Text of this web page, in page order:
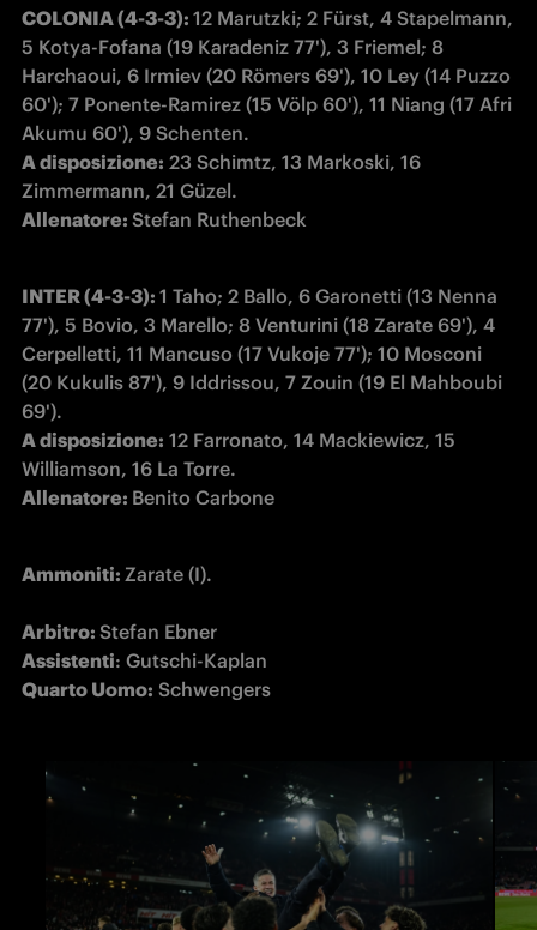
COLONIA (4-3-3): 12 Marutzki; 2 Fürst, 4 Stapelmann,
5 Kotya-Fofana (19 Karadeniz 77'), 3 Friemel; 8
Harchaoui, 6 Irmiev (20 Römers 69'), 10 Ley (14 Puzzo
60'); 7 Ponente-Ramirez (15 Völp 60'), 11 Niang (17 Afri
A disposizione: 23 Schimtz, 13 Markoski, 16
Allenatore: Stefan Ruthenbeck
INTER (4-3-3): 1 Taho; 2 Ballo, 6 Garonetti (13 Nenna
77'), 5 Bovio, 3 Marello; 8 Venturini (18 Zarate 69'), 4
Cerpelletti, 11 Mancuso (17 Vukoje 77'); 10 Mosconi
(20 Kukulis 87'), 9 Iddrissou, 7 Zouin (19 El Mahboubi
A disposizione: 12 Farronato, 14 Mackiewicz, 15
Allenatore: Benito Carbone
Ammoniti: Zarate (I).
Arbitro:
Assistenti
Quarto Uomo: Schwengers